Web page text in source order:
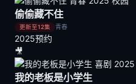
偷偷藏不住
更新至12集 青春
2025预约
🎥
我的老板是小学生